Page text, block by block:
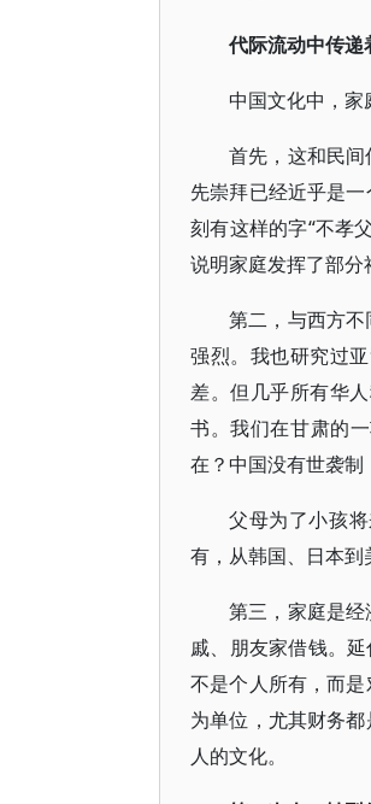
代际流动中传
中国文化中，家
首先，这和民
先崇拜已经近乎是
刻有这样的字“不孝
说明家庭发挥了部分
第二，与西方
强烈。我也研究过
差。但几乎所有华
书。我们在甘肃的
在？中国没有世袭制
父母为了小孩
有，从韩国、日本到
第三，家庭是
戚、朋友家借钱。
不是个人所有，而
为单位，尤其财务
人的文化。